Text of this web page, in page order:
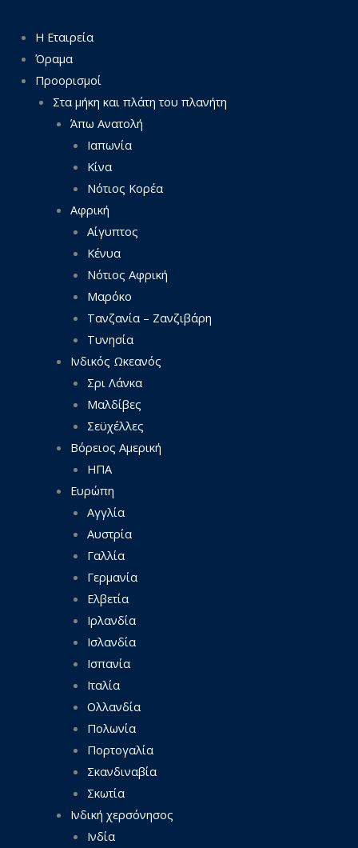
Η Εταιρεία
Όραμα
Προορισμοί
Στα μήκη και πλάτη του πλανήτη
Άπω Ανατολή
Ιαπωνία
Κίνα
Νότιος Κορέα
Αφρική
Αίγυπτος
Κένυα
Νότιος Αφρική
Μαρόκο
Τανζανία – Ζανζιβάρη
Τυνησία
Ινδικός Ωκεανός
Σρι Λάνκα
Μαλδίβες
Σεϋχέλλες
Βόρειος Αμερική
ΗΠΑ
Ευρώπη
Αγγλία
Αυστρία
Γαλλία
Γερμανία
Ελβετία
Ιρλανδία
Ισλανδία
Ισπανία
Ιταλία
Ολλανδία
Πολωνία
Πορτογαλία
Σκανδιναβία
Σκωτία
Ινδική χερσόνησος
Ινδία